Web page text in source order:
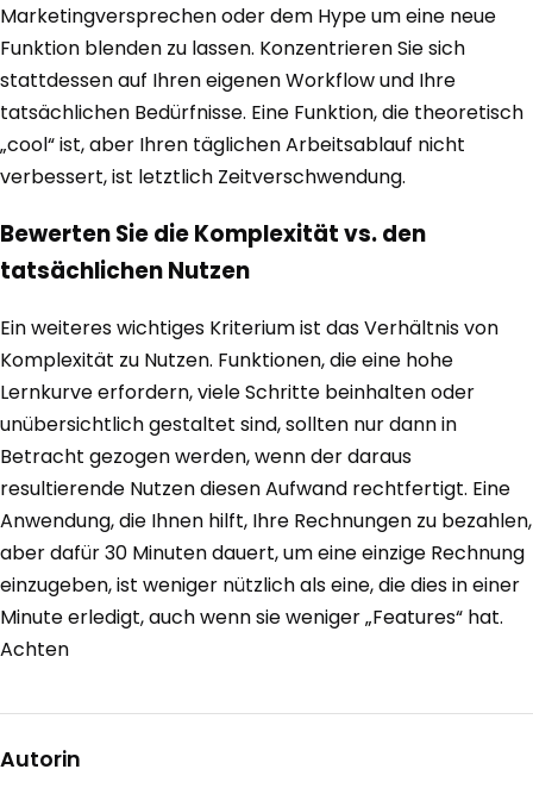
Marketingversprechen oder dem Hype um eine neue
Funktion blenden zu lassen. Konzentrieren Sie sich
stattdessen auf Ihren eigenen Workflow und Ihre
tatsächlichen Bedürfnisse. Eine Funktion, die theoretisch
„cool“ ist, aber Ihren täglichen Arbeitsablauf nicht
verbessert, ist letztlich Zeitverschwendung.
Bewerten Sie die Komplexität vs. den
tatsächlichen Nutzen
Ein weiteres wichtiges Kriterium ist das Verhältnis von
Komplexität zu Nutzen. Funktionen, die eine hohe
Lernkurve erfordern, viele Schritte beinhalten oder
unübersichtlich gestaltet sind, sollten nur dann in
Betracht gezogen werden, wenn der daraus
resultierende Nutzen diesen Aufwand rechtfertigt. Eine
Anwendung, die Ihnen hilft, Ihre Rechnungen zu bezahlen,
aber dafür 30 Minuten dauert, um eine einzige Rechnung
einzugeben, ist weniger nützlich als eine, die dies in einer
Minute erledigt, auch wenn sie weniger „Features“ hat.
Achten
Autorin